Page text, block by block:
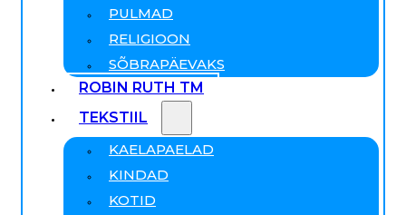
PULMAD
RELIGIOON
SÕBRAPÄEVAKS
ROBIN RUTH TM
TEKSTIIL
KAELAPAELAD
KINDAD
KOTID